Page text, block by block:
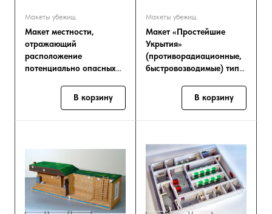
Макеты убежищ
Макет местности,
отражающий
расположение
потенциально опасных
В корзину
Макеты убежищ
Макет «Простейшие
Укрытия»
(противорадиационные,
быстровозводимые) тип
В корзину